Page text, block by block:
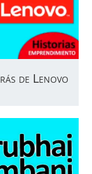
de Lenovo